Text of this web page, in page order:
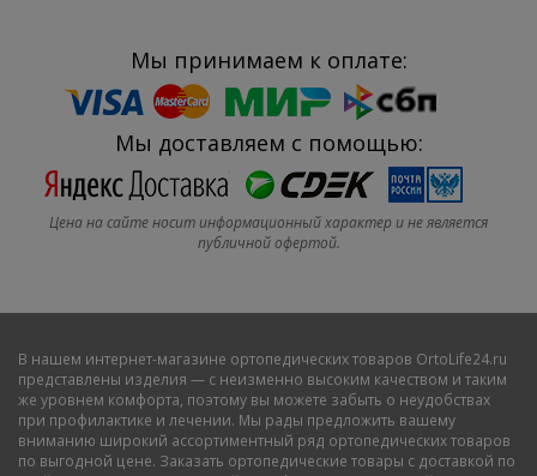
Мы принимаем к оплате:
Мы доставляем с помощью:
Цена на сайте носит информационный характер и не является
публичной офертой.
В нашем интернет-магазине ортопедических товаров OrtoLife24.ru
представлены изделия — с неизменно высоким качеством и таким
же уровнем комфорта, поэтому вы можете забыть о неудобствах
при профилактике и лечении. Мы рады предложить вашему
вниманию широкий ассортиментный ряд ортопедических товаров
по выгодной цене. Заказать ортопедические товары с доставкой по